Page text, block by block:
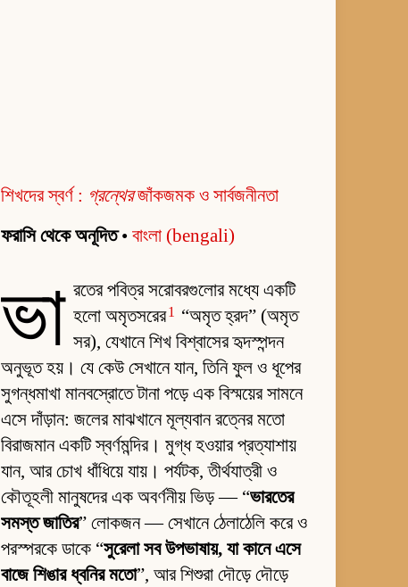
শিখদের স্বর্ণ : গ্রন্থেরজাঁকজমক ও সার্বজনীনতা
ফরাসি থেকে অনূদিত•বাংলা (bengali)
ভা রতের পবিত্র সরোবরগুলোর মধ্যে একটি
হলো অমৃতসরের1
“অমৃত হ্রদ” (অমৃত
সর), যেখানে শিখ বিশ্বাসের হৃদস্পন্দন
অনুভূত হয়। যে কেউ সেখানে যান, তিনি ফুল ও ধূপের
সুগন্ধমাখা মানবস্রোতে টানা পড়ে এক বিস্ময়ের সামনে
এসে দাঁড়ান: জলের মাঝখানে মূল্যবান রত্নের মতো
বিরাজমান একটি স্বর্ণমন্দির। মুগ্ধ হওয়ার প্রত্যাশায়
যান, আর চোখ ধাঁধিয়ে যায়। পর্যটক, তীর্থযাত্রী ও
কৌতূহলী মানুষদের এক অবর্ণনীয় ভিড় — “ভারতের
সমস্ত জাতির” লোকজন — সেখানে ঠেলাঠেলি করে ও
পরস্পরকে ডাকে “সুরেলা সব উপভাষায়, যা কানে এসে
বাজে শিঙার ধ্বনির মতো”, আর শিশুরা দৌড়ে দৌড়ে